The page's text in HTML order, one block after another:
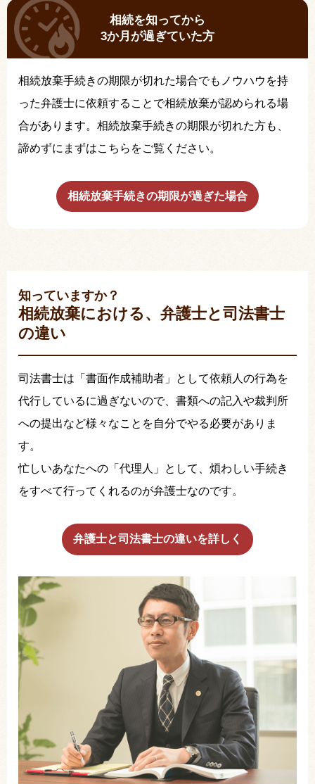
相続を知ってから
3か月が過ぎていた方
相続放棄手続きの期限が切れた場合でもノウハウを持
った弁護士に依頼することで相続放棄が認められる場
合があります。相続放棄手続きの期限が切れた方も、
諦めずにまずはこちらをご覧ください。
相続放棄手続きの期限が過ぎた場合
知っていますか？
相続放棄における、弁護士と司法書士
の違い
司法書士は「書面作成補助者」として依頼人の行為を
代行しているに過ぎないので、書類への記入や裁判所
への提出など様々なことを自分でやる必要がありま
す。
忙しいあなたへの「代理人」として、煩わしい手続き
をすべて行ってくれるのが弁護士なのです。
弁護士と司法書士の違いを詳しく